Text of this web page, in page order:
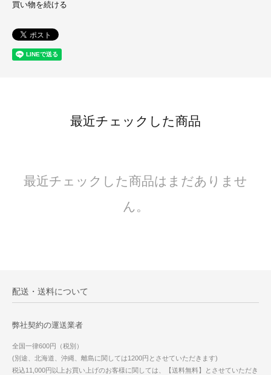
買い物を続ける
最近チェックした商品
最近チェックした商品はまだありませ
ん。
配送・送料について
弊社契約の運送業者
全国一律600円（税別）
(別途、北海道、沖縄、離島に関しては1200円とさせていただきます)
税込11,000円以上お買い上げのお客様に関しては、【送料無料】とさせていただき